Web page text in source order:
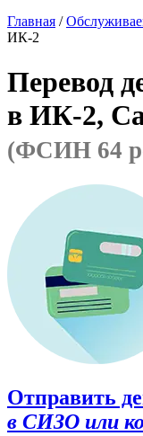
Главная /
ИК-2
Перевод
в ИК-2,
(ФСИН 64
Отправить
в СИЗО или